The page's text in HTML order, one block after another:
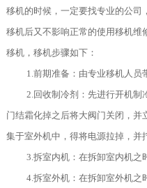
移机的时候，一定要找专业的公司
移机后又不影响正常的使用移机维
移机，移机步骤如下：
1.前期准备：由专业移机人员
2.回收制冷剂：先进行开机制
门结霜化掉之后将大阀门关闭，并
集于室外机中，得将电源拉掉，并
3.拆室内机：在拆卸室内机之
4.拆室外机：在拆卸室外机之